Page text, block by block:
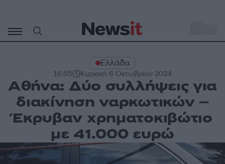
περιεχόμενο
Ελλάδα
16:55 Κυριακή 6 Οκτωβρίου 2024
Αθήνα: Δύο συλλήψεις για
διακίνηση ναρκωτικών –
Έκρυβαν χρηματοκιβώτιο
με 41.000 ευρώ